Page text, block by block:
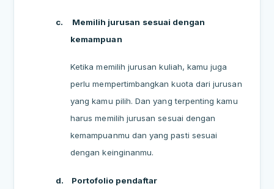
c.
Memilih jurusan sesuai dengan
kemampuan
Ketika memilih jurusan kuliah, kamu juga
perlu mempertimbangkan kuota dari jurusan
yang kamu pilih. Dan yang terpenting kamu
harus memilih jurusan sesuai dengan
kemampuanmu dan yang pasti sesuai
dengan keinginanmu.
d. Portofolio pendaftar